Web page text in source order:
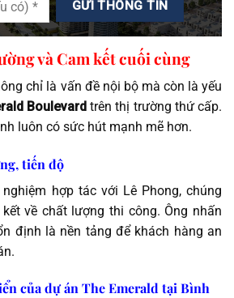
và Cam kết cuối cùng
chỉ là vấn đề nội bộ mà còn là yếu
Boulevard trên thị trường thứ cấp.
luôn có sức hút mạnh mẽ hơn.
tiến độ
hợp tác với Lê Phong, chúng
về chất lượng thi công. Ông nhấn
định là nền tảng để khách hàng an
của dự án The Emerald tại Bình